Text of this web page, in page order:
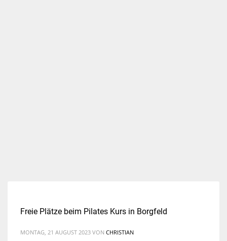
Freie Plätze beim Pilates Kurs in Borgfeld
MONTAG, 21 AUGUST 2023 VON CHRISTIAN